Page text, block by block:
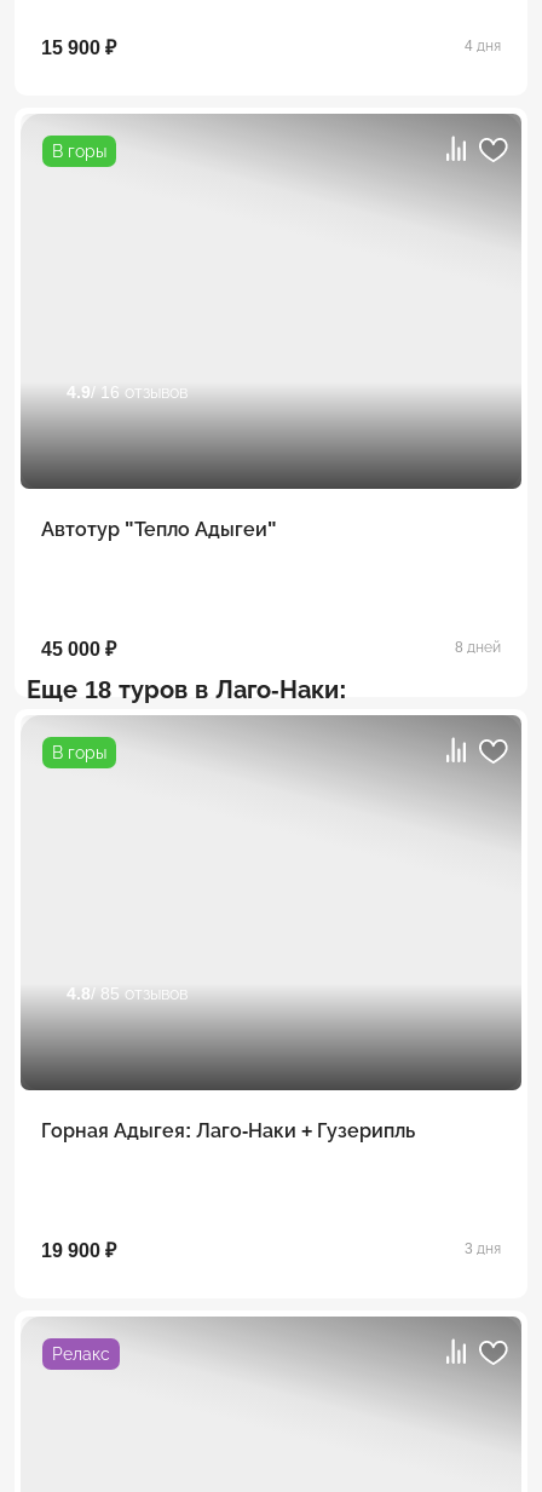
15 900 ₽ 4 дня
В горы
4.9 / 16 отзывов
Автотур "Тепло Адыгеи"
45 000 ₽ 8 дней
Еще 18 туров в Лаго-Наки:
В горы
4.8/ 85 отзывов
Горная Адыгея: Лаго-Наки + Гузерипль
19 900 ₽ 3 дня
Релакс